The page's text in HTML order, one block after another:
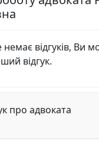
відгуків, Ви
відгук.
про адвоката